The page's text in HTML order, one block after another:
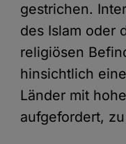
gestrichen.
des Islam oder
religiösen
hinsichtlich
Länder mit
aufgefordert,